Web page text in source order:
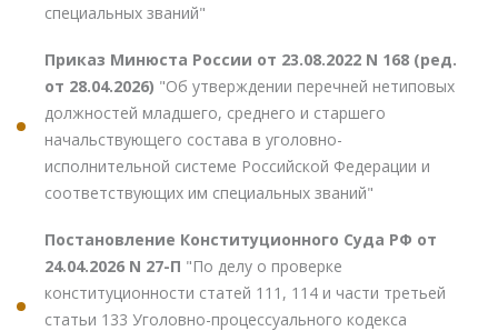
специальных званий"
Приказ Минюста России от 23.08.2022 N 168 (ред.
от 28.04.2026) "Об утверждении перечней нетиповых
должностей младшего, среднего и старшего
начальствующего состава в уголовно-
исполнительной системе Российской Федерации и
соответствующих им специальных званий"
Постановление Конституционного Суда РФ от
24.04.2026 N 27-П "По делу о проверке
конституционности статей 111, 114 и части третьей
статьи 133 Уголовно-процессуального кодекса